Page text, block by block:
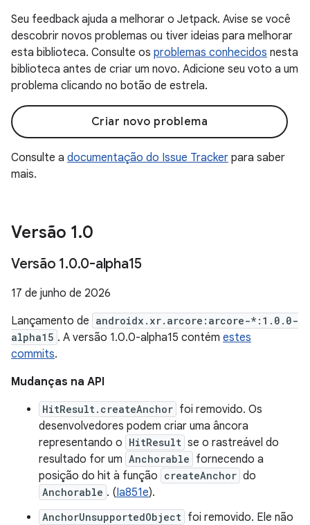
Seu feedback ajuda a melhorar o Jetpack. Avise se você
descobrir novos problemas ou tiver ideias para melhorar
esta biblioteca. Consulte os problemas conhecidos nesta
biblioteca antes de criar um novo. Adicione seu voto a um
problema clicando no botão de estrela.
Criar novo problema
Consulte a documentação do Issue Tracker para saber
mais.
Versão 1.0
Versão 1.0.0-alpha15
17 de junho de 2026
Lançamento de androidx.xr.arcore:arcore-*:1.0.0-
alpha15 . A versão 1.0.0-alpha15 contém estes
commits.
Mudanças na API
HitResult.createAnchor foi removido. Os
desenvolvedores podem criar uma âncora
representando o HitResult se o rastreável do
resultado for um Anchorable fornecendo a
posição do hit à função createAnchor do
Anchorable . (Ia851e).
AnchorUnsupportedObject foi removido. Ele não